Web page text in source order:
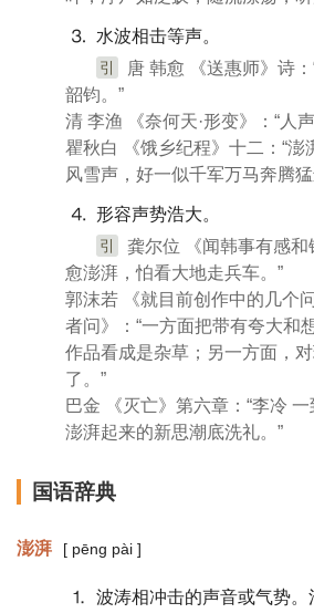
⒊ 水波相击等声。
引
唐 韩愈 《送惠师》诗
韶钧。”
清 李渔 《奈何天·形变》：“人
瞿秋白 《饿乡纪程》十二：“澎
风雪声，好一似千军万马奔腾猛
⒋ 形容声势浩大。
引
龚尔位 《闻韩事有感和
愈澎湃，怕看大地走兵车。”
郭沫若 《就目前创作中的几个
者问》：“一方面把带有夸大和
作品看成是杂草；另一方面，
了。”
巴金 《灭亡》第六章：“李冷
澎湃起来的新思潮底洗礼。”
国语辞典
澎湃 [ pēng pài ]
⒈ 波涛相冲击的声音或气势。